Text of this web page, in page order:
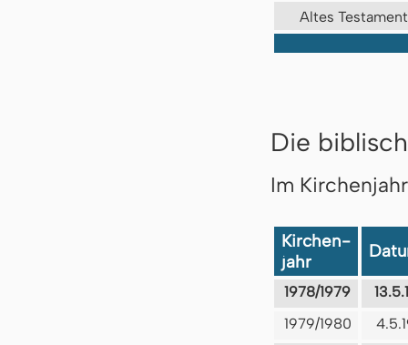
Altes Testament
Die
Im
Kirchen-
jahr
1978/1979
1979/1980